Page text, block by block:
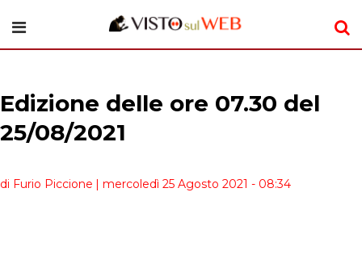
Edizione delle ore 07.30 del
25/08/2021
di Furio Piccione | mercoledì 25 Agosto 2021 - 08:34